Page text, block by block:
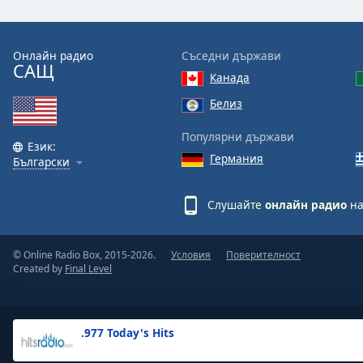
Text
Opacity
Background
.977 Today's Hits
Онлайн радио
САЩ
Език:
Български
Съседни държави
Канада
Белиз
Популярни държави
Германия
Слушайте онлайн радио
© Online Radio Box, 2015-2026.
Created by Final Level
Условия Поверителност